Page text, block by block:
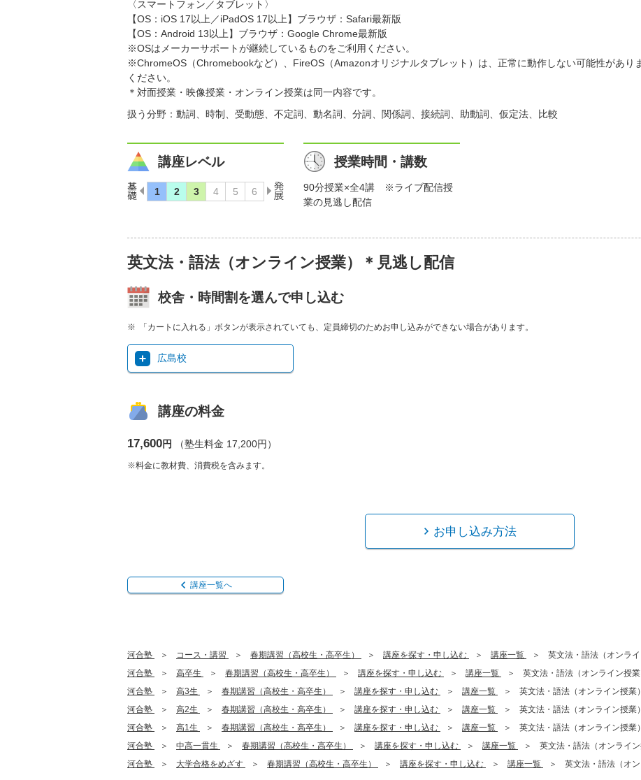
〈スマートフォン／タブレット〉
【OS：iOS 17以上／iPadOS 17以上】ブラウザ：Safari最新版
【OS：Android 13以上】ブラウザ：Google Chrome最新版
※OSはメーカーサポートが継続しているものをご利用ください。
※ChromeOS（Chromebookなど）、FireOS（Amazonオリジナルタブレット）は、正常に動作しない可能性があり
ください。
＊対面授業・映像授業・オンライン授業は同一内容です。
扱う分野：動詞、時制、受動態、不定詞、動名詞、分詞、関係詞、接続詞、助動詞、仮定法、比較
講座レベル 授業時間・講数
90分授業×全4講 ※ライブ配信授
業の見逃し配信
英文法・語法（オンライン授業）＊見逃し配信
校舎・時間割を選んで申し込む
「カートに入れる」ボタンが表示されていても、定員締切のためお申し込みができない場合があります。
広島校
講座の料金
17,600円 （塾生料金 17,200円）
※料金に教材費、消費税を含みます。
お申し込み方法
講座一覧へ
河合塾 コース・講習 春期講習（高校生・高卒生） 講座を探す・申し込む 講座一覧
英文法・語法（オンラ
河合塾
高卒生 春期講習（高校生・高卒生） 講座を探す・申し込む 講座一覧
英文法・語法（オンライン授
河合塾
高3生 春期講習（高校生・高卒生） 講座を探す・申し込む 講座一覧
英文法・語法（オンライン授業
河合塾
高2生 春期講習（高校生・高卒生） 講座を探す・申し込む 講座一覧
英文法・語法（オンライン授業
河合塾
高1生 春期講習（高校生・高卒生） 講座を探す・申し込む 講座一覧
英文法・語法（オンライン授業
河合塾
中高一貫生 春期講習（高校生・高卒生） 講座を探す・申し込む 講座一覧
英文法・語法（オンライ
河合塾
大学合格をめざす 春期講習（高校生・高卒生） 講座を探す・申し込む 講座一覧 英文法・語法（オ